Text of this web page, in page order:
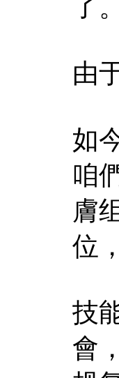
了。
由
如
咱
膚
位
技
會